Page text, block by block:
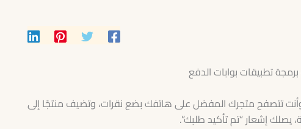
تتصفح متجرك المفضل على هاتفك بضع نقرات، وتضيف منتجًا إلى
يصلك إشعار “تم تأكيد طلبك”.